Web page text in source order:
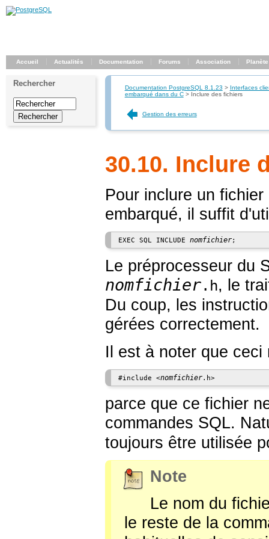
Accueil Actualités Documentation Forums Association Planète
Rechercher Documentation PostgreSQL 8.1.23 > Interfaces
embarqué dans du C> Inclure des fichiers
Gestion des erreurs
30.10. Inclure
Pour inclure un
embarqué, il suffit
EXEC SQL INCLUDE nomfichier
Le préprocesseur du
nomfichier.h, le
Du coup, les
gérées correctement.
Il est à noter que
#include <nomfichier
parce que ce fichier
commandes SQL.
toujours être utilisée
Note
Le nom du
le reste de la